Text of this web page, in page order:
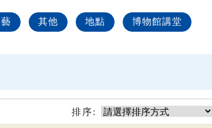
其他 地點 博物館講堂
排序: